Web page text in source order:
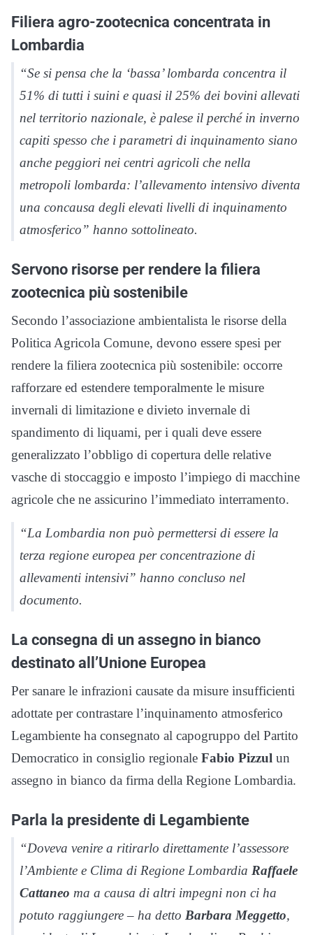
Filiera agro-zootecnica concentrata in
Lombardia
“Se si pensa che la ‘bassa’ lombarda concentra il
51% di tutti i suini e quasi il 25% dei bovini allevati
nel territorio nazionale, è palese il perché in inverno
capiti spesso che i parametri di inquinamento siano
anche peggiori nei centri agricoli che nella
metropoli lombarda: l’allevamento intensivo diventa
una concausa degli elevati livelli di inquinamento
atmosferico” hanno sottolineato.
Servono risorse per rendere la filiera
zootecnica più sostenibile
Secondo l’associazione ambientalista le risorse della
Politica Agricola Comune, devono essere spesi per
rendere la filiera zootecnica più sostenibile: occorre
rafforzare ed estendere temporalmente le misure
invernali di limitazione e divieto invernale di
spandimento di liquami, per i quali deve essere
generalizzato l’obbligo di copertura delle relative
vasche di stoccaggio e imposto l’impiego di macchine
agricole che ne assicurino l’immediato interramento.
“La Lombardia non può permettersi di essere la
terza regione europea per concentrazione di
allevamenti intensivi” hanno concluso nel
documento.
La consegna di un assegno in bianco
destinato all’Unione Europea
Per sanare le infrazioni causate da misure insufficienti
adottate per contrastare l’inquinamento atmosferico
Legambiente ha consegnato al capogruppo del Partito
Democratico in consiglio regionale Fabio Pizzul un
assegno in bianco da firma della Regione Lombardia.
Parla la presidente di Legambiente
“Doveva venire a ritirarlo direttamente l’assessore
l’Ambiente e Clima di Regione Lombardia Raffaele
Cattaneo ma a causa di altri impegni non ci ha
potuto raggiungere – ha detto Barbara Meggetto,